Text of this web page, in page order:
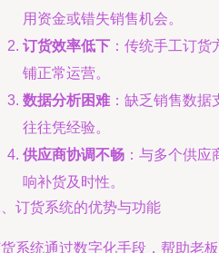
用资金或错失销售机会。
订货效率低下 ：传统手工订
铺正常运营。
数据分析困难 ：缺乏销售数
往往凭经验。
供应商协调不畅 ：与多个供
响补货及时性。
订货系统的优势与功能
系统通过数字化手段，帮助老